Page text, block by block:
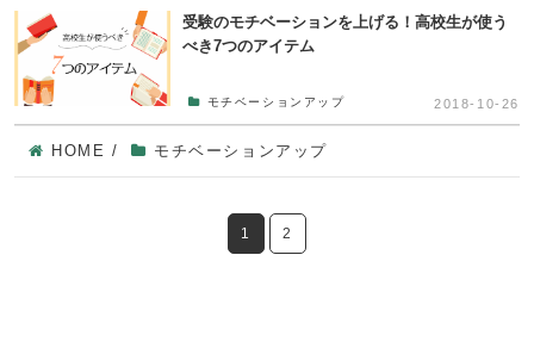
受験のモチベーションを上げる！高校生が使う
べき7つのアイテム
モチベーションアップ 2018-10-26
HOME / モチベーションアップ
1 2